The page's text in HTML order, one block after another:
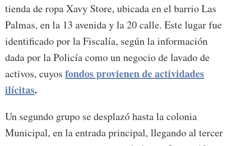
tienda de ropa Xavy Store, ubicada en el barrio Las
Palmas, en la 13 avenida y la 20 calle. Este lugar fue
identificado por la Fiscalía, según la información
dada por la Policía como un negocio de lavado de
activos, cuyos fondos provienen de actividades
ilícitas.
Un segundo grupo se desplazó hasta la colonia
Municipal, en la entrada principal, llegando al tercer